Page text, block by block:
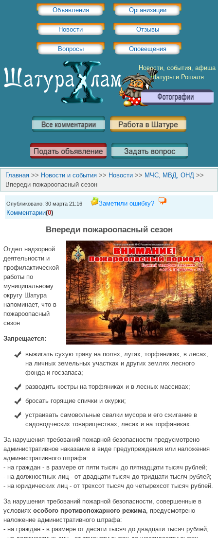
Объявления Организации
Новости Отзывы
Вопросы Оповещения
Новости, события, афиша
Шатуры и Рошаля
Главная >> Новости и события >> Новости >> МЧС, МВД, ОНД >>
Впереди пожароопасный сезон
Опубликовано: 30 марта 21:16
Заметили ошибку?
Комментарии(0)
Впереди пожароопасный сезон
Отдел надзорной
деятельности и
профилактической
работы по
муниципальному
округу Шатура
напоминает, что в
пожароопасный
сезон
Запрещается:
выжигать сухую траву на полях, лугах, торфяниках, в лесах,
на личных земельных участках и других землях лесного
фонда и госзапаса;
разводить костры на торфяниках и в лесных массивах;
бросать горящие спички и окурки;
устраивать самовольные свалки мусора и его сжигание в
садоводческих товариществах, лесах и на торфяниках.
За нарушения требований пожарной безопасности предусмотрено
административное наказание в виде предупреждения или наложения
административного штрафа:
- на граждан - в размере от пяти тысяч до пятнадцати тысяч рублей;
- на должностных лиц - от двадцати тысяч до тридцати тысяч рублей;
- на юридических лиц - от трехсот тысяч до четырехсот тысяч рублей.
За нарушения требований пожарной безопасности, совершенные в
условиях особого противопожарного режима, предусмотрено
наложение административного штрафа:
- на граждан - в размере от десяти тысяч до двадцати тысяч рублей;